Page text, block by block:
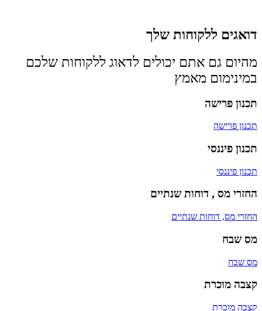
דואגים ללקוחות שלך
מהיום גם אתם יכולים לדאוג ללקוחות שלכם
במינימום מאמץ
תכנון פרישה
תכנון פרישה
תכנון פיננסי
תכנון פיננסי
החזרי מס , דוחות שנתיים
החזרי מס, דוחות שנתיים
מס שבח
מס שבח
קצבה מוכרת
קצבה מוכרת